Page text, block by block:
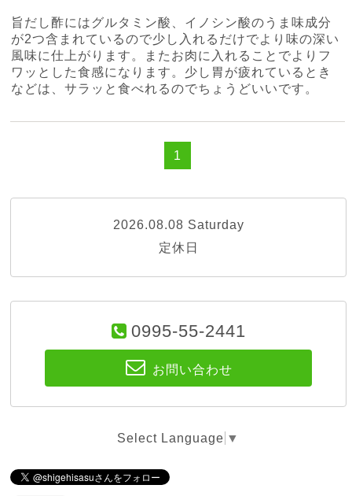
旨だし酢にはグルタミン酸、イノシン酸のうま味成分
が2つ含まれているので少し入れるだけでより味の深い
風味に仕上がります。またお肉に入れることでよりフ
ワッとした食感になります。少し胃が疲れているとき
などは、サラッと食べれるのでちょうどいいです。
1
2026.08.08 Saturday
定休日
0995-55-2441
お問い合わせ
Select Language ▼